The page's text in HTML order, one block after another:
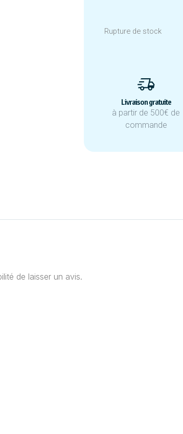
Rupture de stock
Livraison gratuite
à partir de 500€ de
commande
de laisser un avis.